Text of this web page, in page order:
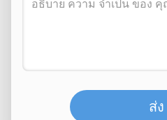
ส่ง